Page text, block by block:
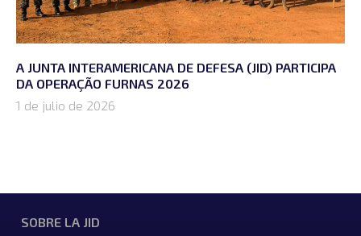
A JUNTA INTERAMERICANA DE DEFESA (JID) PARTICIPA
DA OPERAÇÃO FURNAS 2026
1 de julio de 2026
SOBRE LA JID